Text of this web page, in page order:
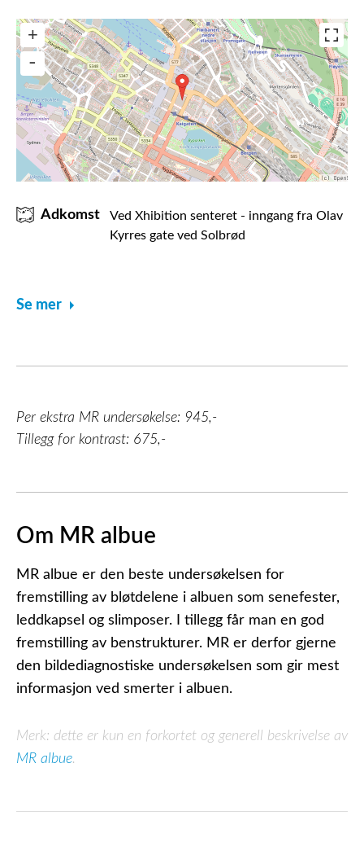
Adkomst
Ved Xhibition senteret - inngang fra Olav
Kyrres gate ved Solbrød
Se mer
Per ekstra MR undersøkelse: 945,-
Tillegg for kontrast: 675,-
Om MR albue
MR albue er den beste undersøkelsen for
fremstilling av bløtdelene i albuen som senefester,
leddkapsel og slimposer. I tillegg får man en god
fremstilling av benstrukturer. MR er derfor gjerne
den bildediagnostiske undersøkelsen som gir mest
informasjon ved smerter i albuen.
Merk: dette er kun en forkortet og generell beskrivelse av
MR albue.